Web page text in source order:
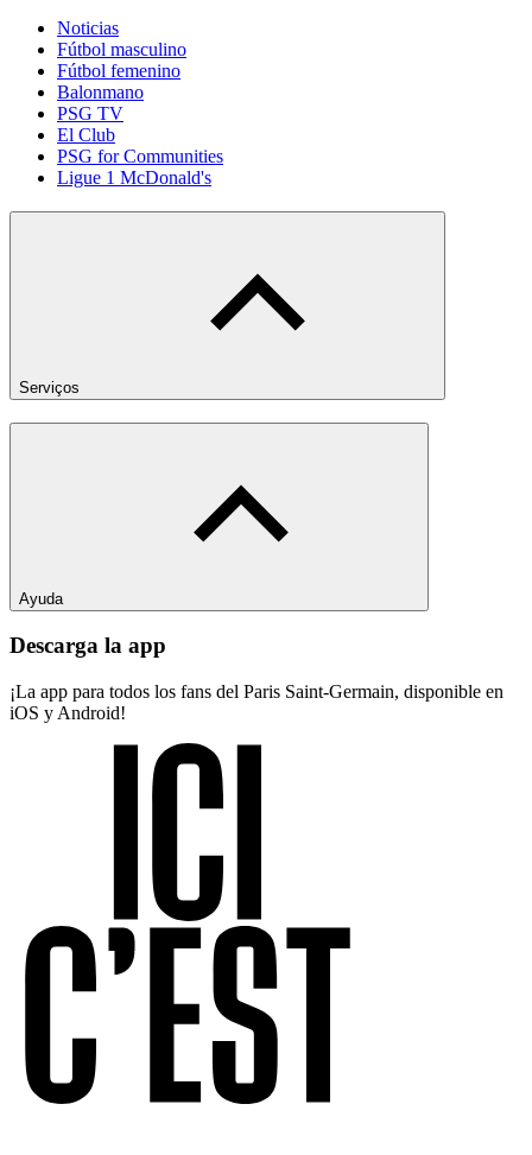
Noticias
Fútbol masculino
Fútbol femenino
Balonmano
PSG TV
El Club
PSG for Communities
Ligue 1 McDonald's
Serviços
Ayuda
Descarga la app
¡La app para todos los fans del Paris Saint-Germain, disponible en
iOS y Android!